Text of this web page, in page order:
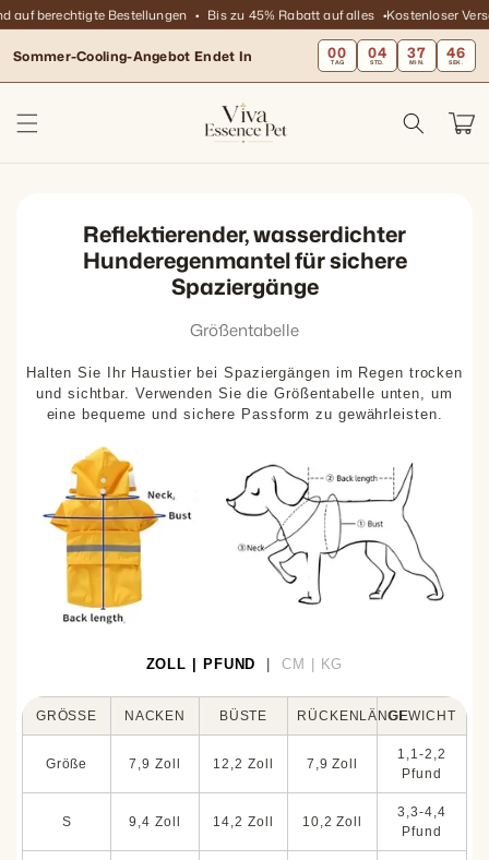
zum
Inhalt
auf berechtigte Bestellungen Bis zu 45% Rabatt auf alles Kostenloser
Sommer-Cooling-Angebot Endet In 00
TAG
04
STD.
37
MIN.
46
SEK.
Reflektierender, wasserdichter
Hunderegenmantel für sichere
Spaziergänge
Größentabelle
Halten Sie Ihr Haustier bei Spaziergängen im Regen trocken
und sichtbar. Verwenden Sie die Größentabelle unten, um
eine bequeme und sichere Passform zu gewährleisten.
ZOLL | PFUND CM | KG
GRÖSSE NACKEN BÜSTE RÜCKENLÄNGEGEWICHT
Größe 7,9 Zoll 12,2 Zoll 7,9 Zoll
1,1-2,2
Pfund
S 9,4 Zoll 14,2 Zoll 10,2 Zoll
3,3-4,4
Pfund